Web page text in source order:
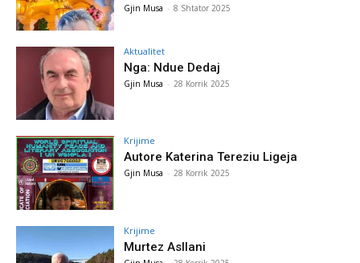
Gjin Musa - 8 Shtator 2025
Aktualitet
Nga: Ndue Dedaj
Gjin Musa - 28 Korrik 2025
Krijime
Autore Katerina Tereziu Ligeja
Gjin Musa - 28 Korrik 2025
Krijime
Murtez Asllani